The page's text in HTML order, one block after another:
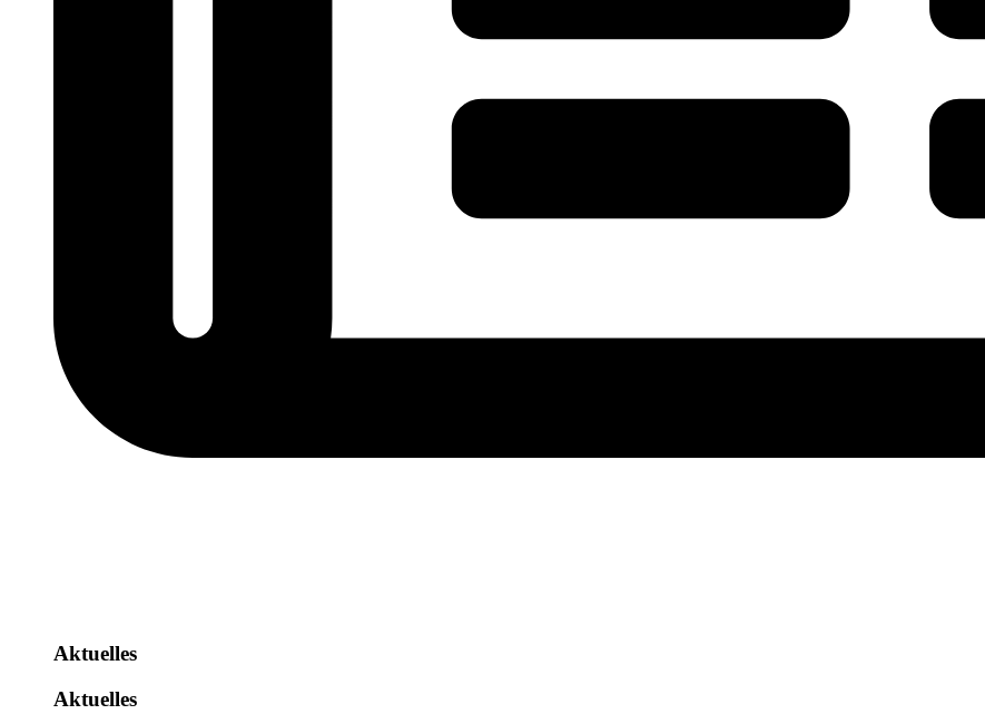
Aktuelles
Aktuelles